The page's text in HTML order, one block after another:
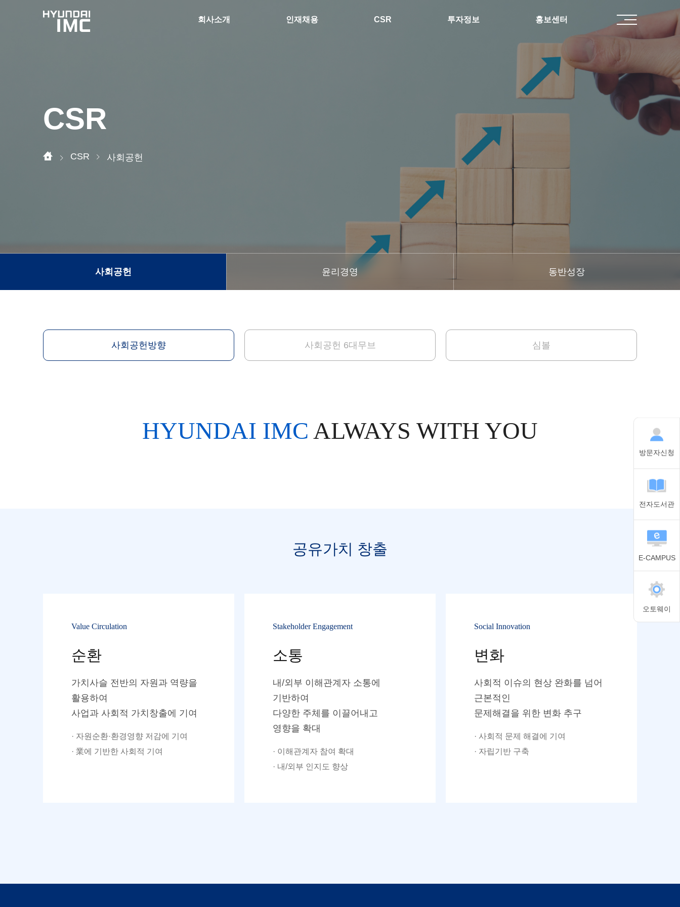
회사소개 인재채용 CSR 투자정보 홍보센터
방문자신청
전자도서관
E-CAMPUS
오토웨이
CSR
CSR 사회공헌
사회공헌 윤리경영 동반성장
사회공헌방향 사회공헌 6대무브 심볼
HYUNDAI IMC ALWAYS WITH YOU
공유가치 창출
Value Circulation
순환
가치사슬 전반의 자원과 역량을
활용하여
사업과 사회적 가치창출에 기여
· 자원순환·환경영향 저감에 기여
· 業에 기반한 사회적 기여
Stakeholder Engagement
소통
내/외부 이해관계자 소통에
기반하여
다양한 주체를 이끌어내고
영향을 확대
· 이해관계자 참여 확대
· 내/외부 인지도 향상
Social Innovation
변화
사회적 이슈의 현상 완화를 넘어
근본적인
문제해결을 위한 변화 추구
· 사회적 문제 해결에 기여
· 자립기반 구축